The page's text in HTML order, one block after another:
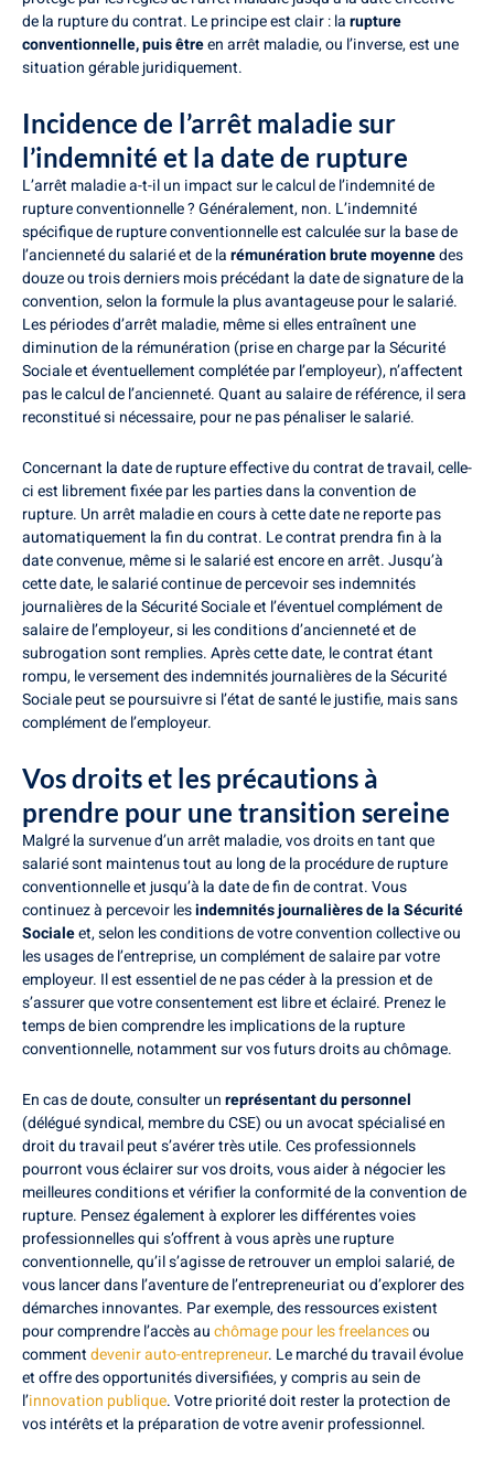
de la rupture du contrat. Le principe est clair : larupture
conventionnelle, puis êtreen arrêt maladie, ou l’inverse, est une
situation gérable juridiquement.
Incidence de l’arrêt maladie sur
l’indemnité et la date de rupture
L’arrêt maladie a-t-il un impact sur le calcul de l’indemnité de
rupture conventionnelle ? Généralement, non. L’indemnité
spécifique de rupture conventionnelle est calculée sur la base de
l’ancienneté du salarié et de larémunération brute moyennedes
douze ou trois derniers mois précédant la date de signature de la
convention, selon la formule la plus avantageuse pour le salarié.
Les périodes d’arrêt maladie, même si elles entraînent une
diminution de la rémunération (prise en charge par la Sécurité
Sociale et éventuellement complétée par l’employeur), n’affectent
pas le calcul de l’ancienneté. Quant au salaire de référence, il sera
reconstitué si nécessaire, pour ne pas pénaliser le salarié.
Concernant la date de rupture effective du contrat de travail, celle-
ci est librement fixée par les parties dans la convention de
rupture. Un arrêt maladie en cours à cette date ne reporte pas
automatiquement la fin du contrat. Le contrat prendra fin à la
date convenue, même si le salarié est encore en arrêt. Jusqu’à
cette date, le salarié continue de percevoir ses indemnités
journalières de la Sécurité Sociale et l’éventuel complément de
salaire de l’employeur, si les conditions d’ancienneté et de
subrogation sont remplies. Après cette date, le contrat étant
rompu, le versement des indemnités journalières de la Sécurité
Sociale peut se poursuivre si l’état de santé le justifie, mais sans
complément de l’employeur.
Vos droits et les précautions à
prendre pour une transition sereine
Malgré la survenue d’un arrêt maladie, vos droits en tant que
salarié sont maintenus tout au long de la procédure de rupture
conventionnelle et jusqu’à la date de fin de contrat. Vous
continuez à percevoir lesindemnités journalières de la Sécurité
Socialeet, selon les conditions de votre convention collective ou
les usages de l’entreprise, un complément de salaire par votre
employeur. Il est essentiel de ne pas céder à la pression et de
s’assurer que votre consentement est libre et éclairé. Prenez le
temps de bien comprendre les implications de la rupture
conventionnelle, notamment sur vos futurs droits au chômage.
En cas de doute, consulter unreprésentant du personnel
(délégué syndical, membre du CSE) ou un avocat spécialisé en
droit du travail peut s’avérer très utile. Ces professionnels
pourront vous éclairer sur vos droits, vous aider à négocier les
meilleures conditions et vérifier la conformité de la convention de
rupture. Pensez également à explorer les différentes voies
professionnelles qui s’offrent à vous après une rupture
conventionnelle, qu’il s’agisse de retrouver un emploi salarié, de
vous lancer dans l’aventure de l’entrepreneuriat ou d’explorer des
démarches innovantes. Par exemple, des ressources existent
pour comprendre l’accès auchômage pour les freelancesou
commentdevenir auto-entrepreneur. Le marché du travail évolue
et offre des opportunités diversifiées, y compris au sein de
l’innovation publique. Votre priorité doit rester la protection de
vos intérêts et la préparation de votre avenir professionnel.